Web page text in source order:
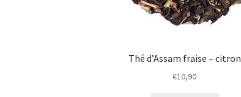
Thé d’Assam fraise – citron
€10,90